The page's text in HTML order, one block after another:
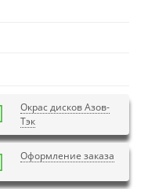
Окрас дисков Азов-
Тэк
Оформление заказа